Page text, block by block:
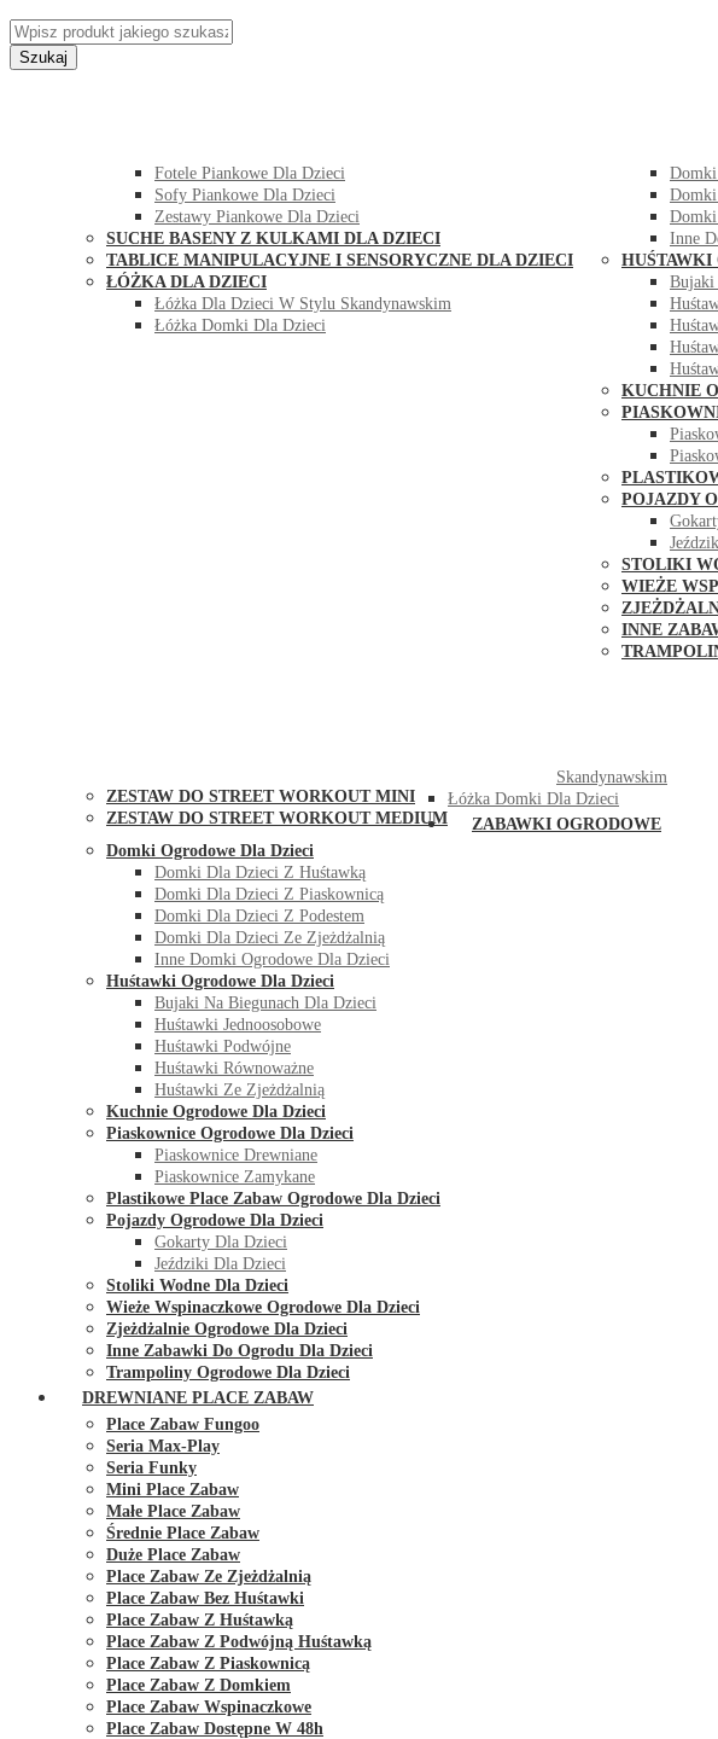
Szukaj
Fotele Piankowe Dla Dzieci
Sofy Piankowe Dla Dzieci
Zestawy Piankowe Dla Dzieci
SUCHE BASENY Z KULKAMI DLA DZIECI
TABLICE MANIPULACYJNE I SENSORYCZNE DLA DZIECI
ŁÓŻKA DLA DZIECI
Łóżka Dla Dzieci W Stylu Skandynawskim
Łóżka Domki Dla Dzieci
Inne
HUŚTAWKI
Bujaki
KUCHNIE
POJAZDY
STOLIKI
WIEŻE
INNE
ZESTAW DO STREET WORKOUT MINI
ZESTAW DO STREET WORKOUT MEDIUM
Skandynawskim
Łóżka Domki Dla Dzieci
ZABAWKI OGRODOWE
Domki Ogrodowe Dla Dzieci
Domki Dla Dzieci Z Huśtawką
Domki Dla Dzieci Z Piaskownicą
Domki Dla Dzieci Z Podestem
Domki Dla Dzieci Ze Zjeżdżalnią
Inne Domki Ogrodowe Dla Dzieci
Huśtawki Ogrodowe Dla Dzieci
Bujaki Na Biegunach Dla Dzieci
Huśtawki Jednoosobowe
Huśtawki Podwójne
Huśtawki Równoważne
Huśtawki Ze Zjeżdżalnią
Kuchnie Ogrodowe Dla Dzieci
Piaskownice Ogrodowe Dla Dzieci
Piaskownice Drewniane
Piaskownice Zamykane
Plastikowe Place Zabaw Ogrodowe Dla Dzieci
Pojazdy Ogrodowe Dla Dzieci
Gokarty Dla Dzieci
Jeździki Dla Dzieci
Stoliki Wodne Dla Dzieci
Wieże Wspinaczkowe Ogrodowe Dla Dzieci
Zjeżdżalnie Ogrodowe Dla Dzieci
Inne Zabawki Do Ogrodu Dla Dzieci
Trampoliny Ogrodowe Dla Dzieci
DREWNIANE PLACE ZABAW
Place Zabaw Fungoo
Seria Max-Play
Seria Funky
Mini Place Zabaw
Małe Place Zabaw
Średnie Place Zabaw
Duże Place Zabaw
Place Zabaw Ze Zjeżdżalnią
Place Zabaw Bez Huśtawki
Place Zabaw Z Huśtawką
Place Zabaw Z Podwójną Huśtawką
Place Zabaw Z Piaskownicą
Place Zabaw Z Domkiem
Place Zabaw Wspinaczkowe
Place Zabaw Dostępne W 48h